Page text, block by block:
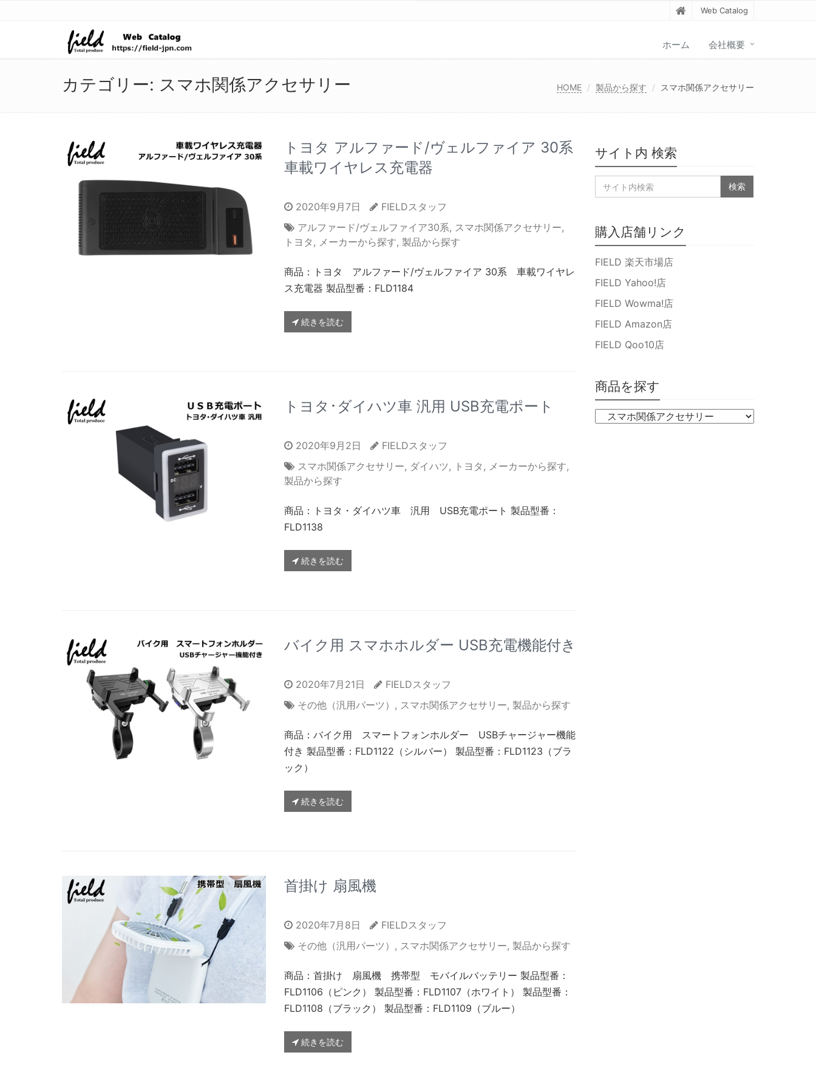
Web Catalog
ホーム 会社概要
カテゴリー: スマホ関係アクセサリー HOME 製品から探す スマホ関係アクセサリー
トヨタ アルファード/ヴェルファイア 30系
車載ワイヤレス充電器
2020年9月7日
FIELDスタッフ
アルファード/ヴェルファイア30系, スマホ関係アクセサリー,
トヨタ , メーカーから探す, 製品から探す
商品：トヨタ アルファード/ヴェルファイア 30系 車載ワイヤレ
ス充電器 製品型番：FLD1184
続きを読む
トヨタ･ダイハツ車 汎用 USB充電ポート
2020年9月2日
FIELDスタッフ
スマホ関係アクセサリー, ダイハツ, トヨタ , メーカーから探す,
製品から探す
商品：トヨタ・ダイハツ車 汎用 USB充電ポート 製品型番：
FLD1138
続きを読む
バイク用 スマホホルダー USB充電機能付き
2020年7月21日
FIELDスタッフ
その他（汎用パーツ） , スマホ関係アクセサリー, 製品から探す
商品：バイク用 スマートフォンホルダー USBチャージャー機能
付き 製品型番：FLD1122（シルバー） 製品型番：FLD1123（ブラ
ック）
続きを読む
首掛け 扇風機
2020年7月8日
FIELDスタッフ
その他（汎用パーツ） , スマホ関係アクセサリー, 製品から探す
商品：首掛け 扇風機 携帯型 モバイルバッテリー 製品型番：
FLD1106（ピンク） 製品型番：FLD1107（ホワイト） 製品型番：
FLD1108（ブラック） 製品型番：FLD1109（ブルー）
続きを読む
サイト内 検索
購入店舗リンク
FIELD 楽天市場店
FIELD Yahoo!店
FIELD Wowma!店
FIELD Amazon店
FIELD Qoo10店
商品を探す